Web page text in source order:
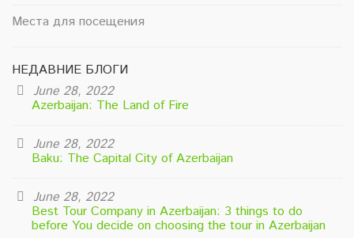
Места для посещения
НЕДАВНИЕ БЛОГИ
June 28, 2022
Azerbaijan: The Land of Fire
June 28, 2022
Baku: The Capital City of Azerbaijan
June 28, 2022
Best Tour Company in Azerbaijan: 3 things to do
before You decide on choosing the tour in Azerbaijan